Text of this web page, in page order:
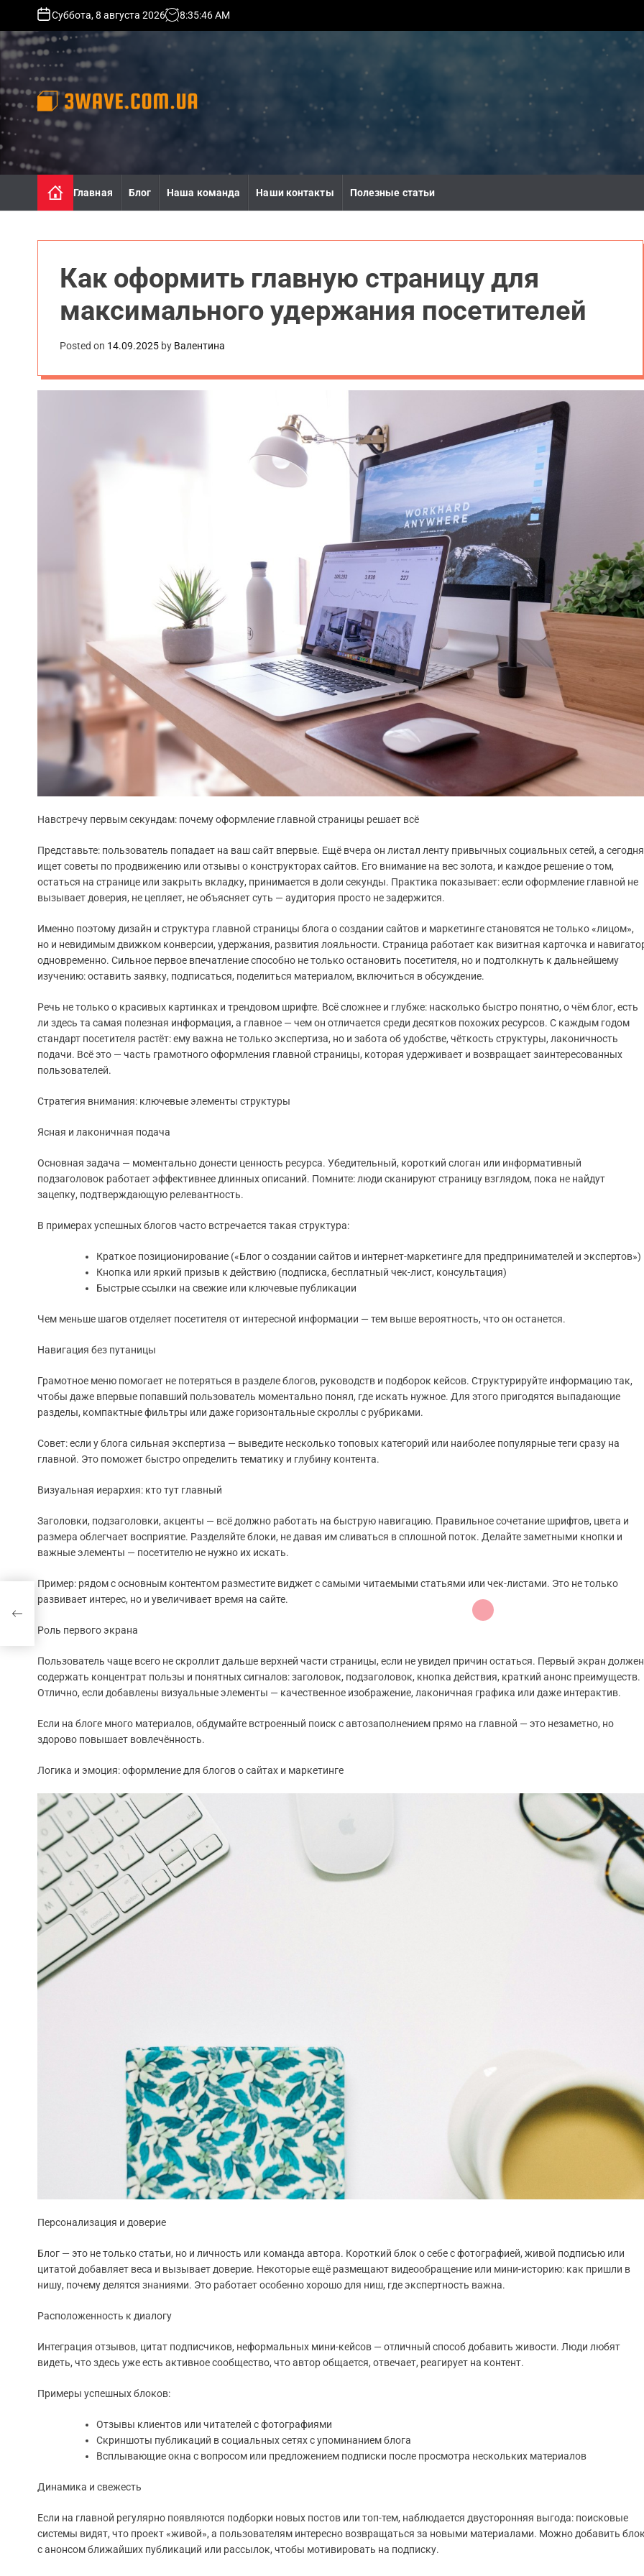
p
o
o
n
t
e
Суббота, 8 августа 2026 8:35:48AM
3
w
a
v
c
Главная Блог Наша команда Наши контакты Полезные статьи
Как оформить главную страницу для
максимального удержания посетителей
Posted on 14.09.2025 by Валентина
Навстречу первым секундам: почему оформление главной страницы решает всё
Представьте: пользователь попадает на ваш сайт впервые. Ещё вчера он листал ленту привычных социальных сетей, а сегодня
ищет советы по продвижению или отзывы о конструкторах сайтов. Его внимание на вес золота, и каждое решение о том,
остаться на странице или закрыть вкладку, принимается в доли секунды. Практика показывает: если оформление главной не
вызывает доверия, не цепляет, не объясняет суть — аудитория просто не задержится.
Именно поэтому дизайн и структура главной страницы блога о создании сайтов и маркетинге становятся не только «лицом»,
но и невидимым движком конверсии, удержания, развития лояльности. Страница работает как визитная карточка и
одновременно. Сильное первое впечатление способно не только остановить посетителя, но и подтолкнуть к дальнейшему
изучению: оставить заявку, подписаться, поделиться материалом, включиться в обсуждение.
Речь не только о красивых картинках и трендовом шрифте. Всё сложнее и глубже: насколько быстро понятно, о чём блог, есть
ли здесь та самая полезная информация, а главное — чем он отличается среди десятков похожих ресурсов. С каждым годом
стандарт посетителя растёт: ему важна не только экспертиза, но и забота об удобстве, чёткость структуры, лаконичность
подачи. Всё это — часть грамотного оформления главной страницы, которая удерживает и возвращает заинтересованных
пользователей.
Стратегия внимания: ключевые элементы структуры
Ясная и лаконичная подача
Основная задача — моментально донести ценность ресурса. Убедительный, короткий слоган или информативный
подзаголовок работает эффективнее длинных описаний. Помните: люди сканируют страницу взглядом, пока не найдут
зацепку, подтверждающую релевантность.
В примерах успешных блогов часто встречается такая структура:
Краткое позиционирование («Блог о создании сайтов и интернет-маркетинге для предпринимателей и экспертов»)
Кнопка или яркий призыв к действию (подписка, бесплатный чек-лист, консультация)
Быстрые ссылки на свежие или ключевые публикации
Чем меньше шагов отделяет посетителя от интересной информации — тем выше вероятность, что он останется.
Навигация без путаницы
Грамотное меню помогает не потеряться в разделе блогов, руководств и подборок кейсов. Структурируйте информацию так,
чтобы даже впервые попавший пользователь моментально понял, где искать нужное. Для этого пригодятся выпадающие
разделы, компактные фильтры или даже горизонтальные скроллы с рубриками.
Совет: если у блога сильная экспертиза — выведите несколько топовых категорий или наиболее популярные теги сразу на
главной. Это поможет быстро определить тематику и глубину контента.
Визуальная иерархия: кто тут главный
Заголовки, подзаголовки, акценты — всё должно работать на быструю навигацию. Правильное сочетание шрифтов, цвета и
размера облегчает восприятие. Разделяйте блоки, не давая им сливаться в сплошной поток. Делайте заметными кнопки и
важные элементы — посетителю не нужно их искать.
Пример: рядом с основным контентом разместите виджет с самыми читаемыми статьями или чек-листами. Это не только
развивает интерес, но и увеличивает время на сайте.
Роль первого экрана
Пользователь чаще всего не скроллит дальше верхней части страницы, если не увидел причин остаться. Первый экран должен
содержать концентрат пользы и понятных сигналов: заголовок, подзаголовок, кнопка действия, краткий анонс преимуществ.
Отлично, если добавлены визуальные элементы — качественное изображение, лаконичная графика или даже интерактив.
Если на блоге много материалов, обдумайте встроенный поиск с автозаполнением прямо на главной — это незаметно, но
здорово повышает вовлечённость.
Логика и эмоция: оформление для блогов о сайтах и маркетинге
Персонализация и доверие
Блог — это не только статьи, но и личность или команда автора. Короткий блок о себе с фотографией, живой подписью или
цитатой добавляет веса и вызывает доверие. Некоторые ещё размещают видеообращение или мини-историю: как пришли в
нишу, почему делятся знаниями. Это работает особенно хорошо для ниш, где экспертность важна.
Расположенность к диалогу
Интеграция отзывов, цитат подписчиков, неформальных мини-кейсов — отличный способ добавить живости. Люди любят
видеть, что здесь уже есть активное сообщество, что автор общается, отвечает, реагирует на контент.
Примеры успешных блоков:
Отзывы клиентов или читателей с фотографиями
Скриншоты публикаций в социальных сетях с упоминанием блога
Всплывающие окна с вопросом или предложением подписки после просмотра нескольких материалов
Динамика и свежесть
Если на главной регулярно появляются подборки новых постов или топ-тем, наблюдается двусторонняя выгода: поисковые
системы видят, что проект «живой», а пользователям интересно возвращаться за новыми материалами. Можно добавить
с анонсом ближайших публикаций или рассылок, чтобы мотивировать на подписку.